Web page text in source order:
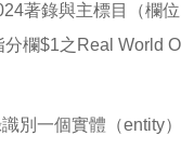
著錄與主標目（欄
欄$1之Real World
別一個實體（entity